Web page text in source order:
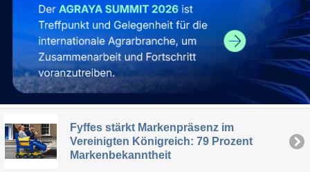
Fyffes stärkt Markenpräsenz im
Vereinigten Königreich: 79 Prozent
Markenbekanntheit